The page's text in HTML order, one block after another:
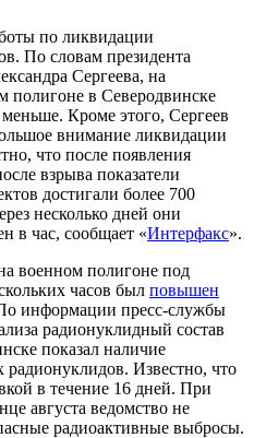
по ликвидации
По словам президента
Сергеева, на
полигоне в Северодвинске
Кроме этого, Сергеев
внимание ликвидации
что после появления
взрыва показатели
достигали более 700
несколько дней они
в час, сообщает «Интерфакс».
военном полигоне под
часов был повышен
информации пресс-службы
радионуклидный состав
показал наличие
Известно, что
в течение 16 дней. При
августа ведомство не
радиоактивные выбросы.